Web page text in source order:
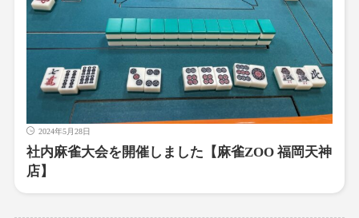
2024年5月28日
社内麻雀大会を開催しました【麻雀ZOO 福岡天神
店】